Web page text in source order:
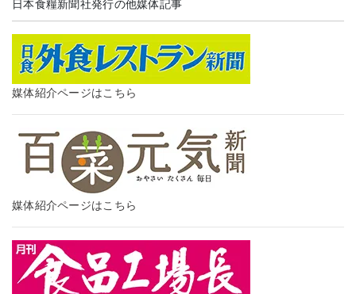
日本食糧新聞社発行の他媒体記事
媒体紹介ページはこちら
媒体紹介ページはこちら